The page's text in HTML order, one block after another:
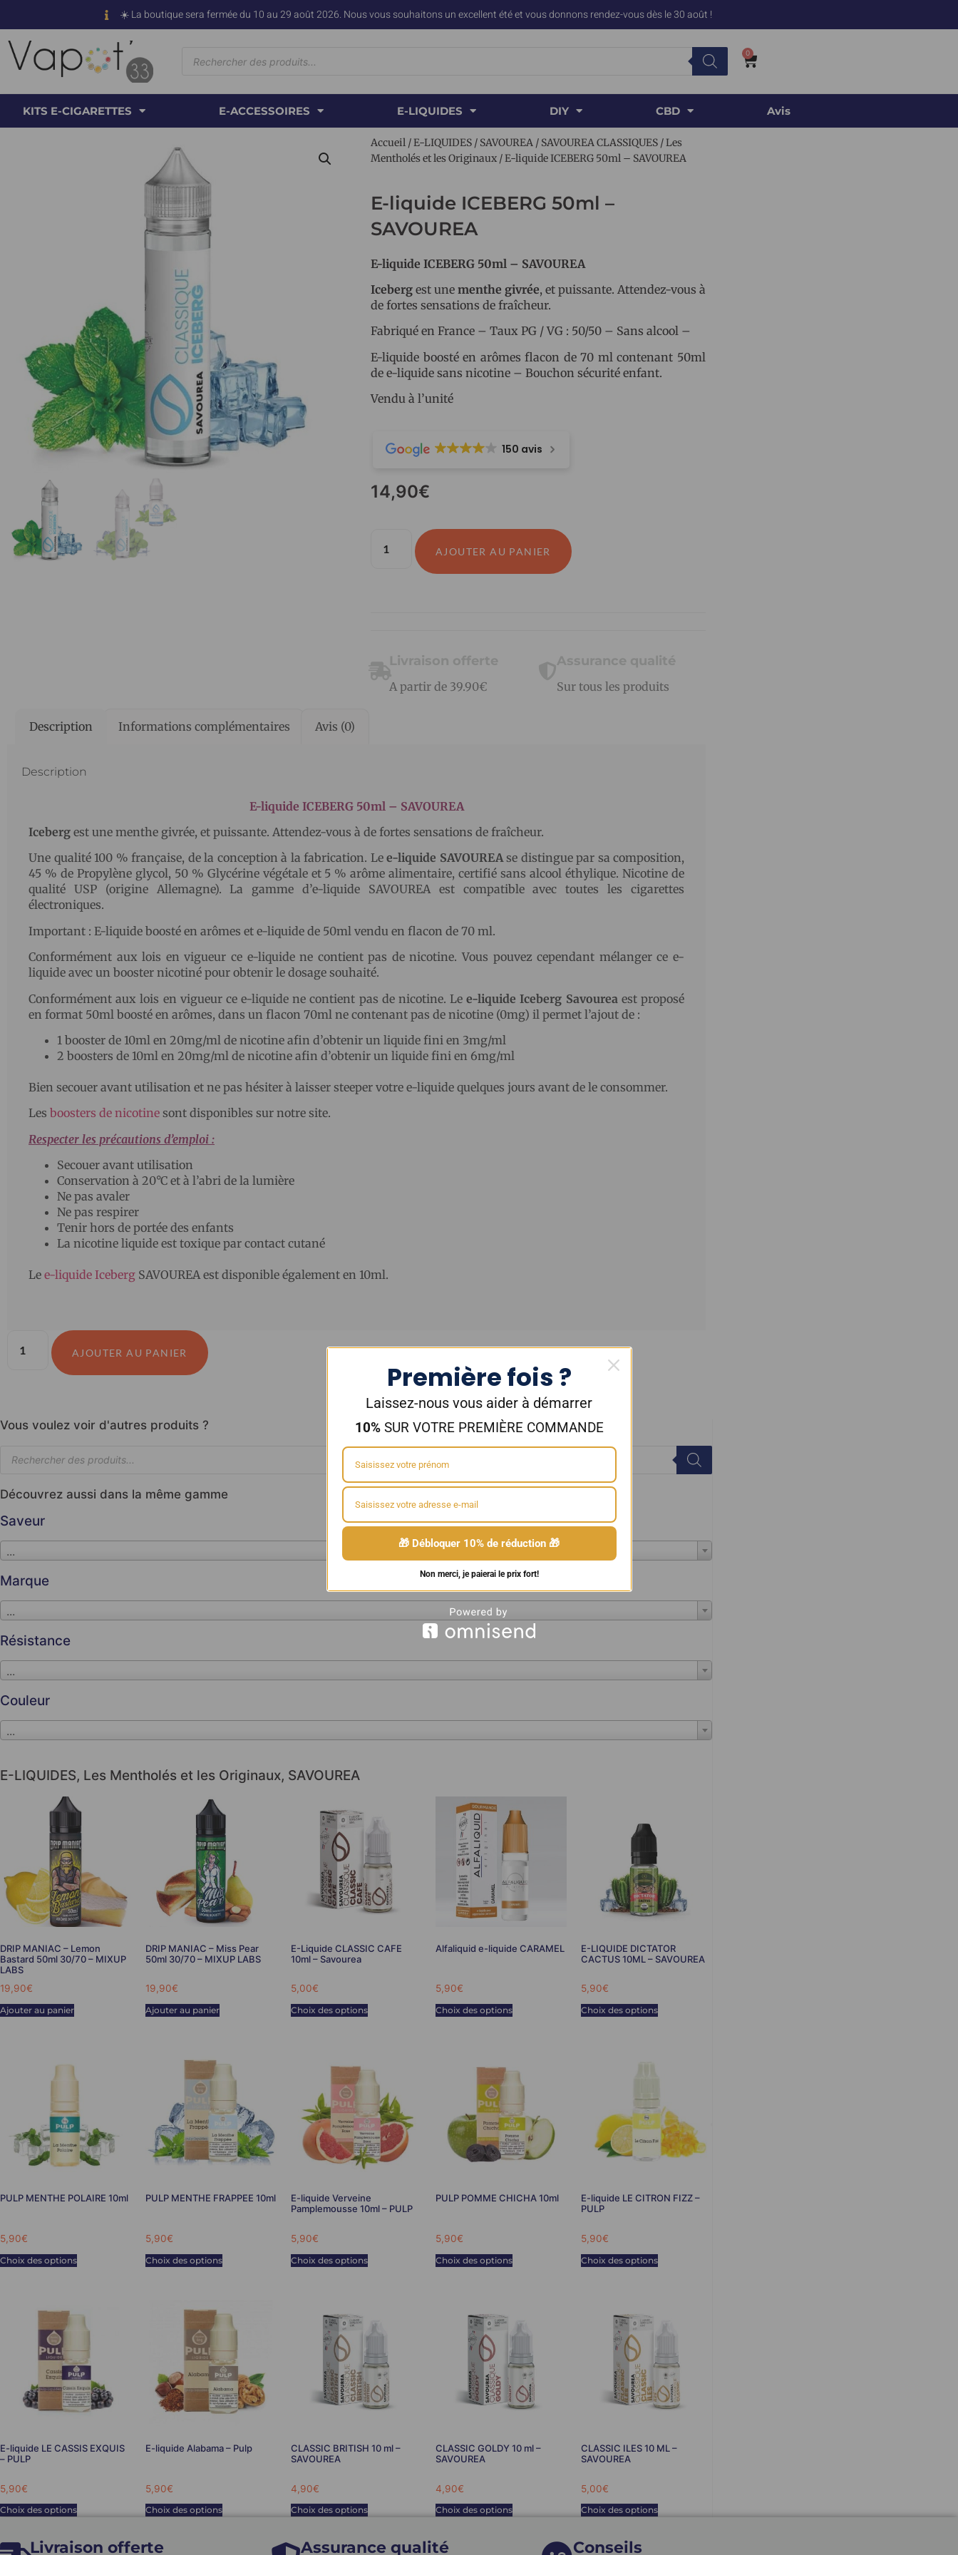
☀️ La boutique sera fermée du 10 au 29 août 2026. Nous vous souhaitons un excellent été et vous donnons rendez-vous dès le 30 août !
0
KITS E-CIGARETTES E-ACCESSOIRES E-LIQUIDES DIY CBD Avis
Accueil /E-LIQUIDES / SAVOUREA / SAVOUREA CLASSIQUES /Les
Mentholés et les Originaux / E-liquide ICEBERG 50ml – SAVOUREA
E-liquide ICEBERG 50ml –
SAVOUREA
E-liquide ICEBERG 50ml – SAVOUREA
Iceberg est une menthe givrée, et puissante. Attendez-vous à
de fortes sensations de fraîcheur.
Fabriqué en France – Taux PG / VG : 50/50 – Sans alcool –
E-liquide boosté en arômes flacon de 70 ml contenant 50ml
de e-liquide sans nicotine – Bouchon sécurité enfant.
Vendu à l’unité
150 avis
14,90€
AJOUTER AU PANIER
Livraison offerte
A partir de 39.90€
Assurance qualité
Sur tous les produits
Description Informations complémentaires Avis (0)
Description
E-liquide ICEBERG 50ml – SAVOUREA
Iceberg est une menthe givrée, et puissante. Attendez-vous à de fortes sensations de fraîcheur.
Une qualité 100 % française, de la conception à la fabrication. Lee-liquide SAVOUREAse distingue par sa composition,
45 % de Propylène glycol, 50 % Glycérine végétale et 5 % arôme alimentaire, certifié sans alcool éthylique. Nicotine de
qualité USP (origine Allemagne). La gamme d’e-liquide SAVOUREA est compatible avec toutes les cigarettes
électroniques.
Important : E-liquide boosté en arômes et e-liquide de 50ml vendu en flacon de 70 ml.
Conformément aux lois en vigueur ce e-liquide ne contient pas de nicotine. Vous pouvez cependant mélanger ce e-
liquide avec un booster nicotiné pour obtenir le dosage souhaité.
Conformément aux lois en vigueur ce e-liquide ne contient pas de nicotine. Lee-liquide Iceberg Savourea est proposé
en format 50ml boosté en arômes, dans un flacon 70ml ne contenant pas de nicotine (0mg) il permet l’ajout de :
1 booster de 10ml en 20mg/ml de nicotine afin d’obtenir un liquide fini en 3mg/ml
2 boosters de 10ml en 20mg/ml de nicotine afin d’obtenir un liquide fini en 6mg/ml
Bien secouer avant utilisation et ne pas hésiter à laisser steeper votre e-liquide quelques jours avant de le consommer.
Les boosters de nicotine sont disponibles sur notre site.
Respecter les précautions d’emploi :
Secouer avant utilisation
Conservation à 20°C et à l’abri de la lumière
Ne pas avaler
Ne pas respirer
Tenir hors de portée des enfants
La nicotine liquide est toxique par contact cutané
Le e-liquide Iceberg SAVOUREA est disponible également en 10ml.
AJOUTER AU PANIER
Vous voulez voir d'autres produits ?
Découvrez aussi dans la même gamme
Saveur
...
Marque
...
Résistance
...
Couleur
...
E-LIQUIDES, Les Mentholés et les Originaux, SAVOUREA
DRIP MANIAC – Lemon
Bastard 50ml 30/70 – MIXUP
LABS
19,90€
Ajouter au panier
DRIP MANIAC – Miss Pear
50ml 30/70 – MIXUP LABS
19,90€
Ajouter au panier
E-Liquide CLASSIC CAFE
10ml – Savourea
5,00€
Choix des options
Alfaliquid e-liquide CARAMEL
5,90€
Choix des options
E-LIQUIDE DICTATOR
CACTUS 10ML – SAVOUREA
5,90€
Choix des options
PULP MENTHE POLAIRE 10ml
5,90€
Choix des options
PULP MENTHE FRAPPEE 10ml
5,90€
Choix des options
E-liquide Verveine
Pamplemousse 10ml – PULP
5,90€
Choix des options
PULP POMME CHICHA 10ml
5,90€
Choix des options
E-liquide LE CITRON FIZZ –
PULP
5,90€
Choix des options
E-liquide LE CASSIS EXQUIS
– PULP
5,90€
Choix des options
E-liquide Alabama – Pulp
5,90€
Choix des options
CLASSIC BRITISH 10 ml –
SAVOUREA
4,90€
Choix des options
CLASSIC GOLDY 10 ml –
SAVOUREA
4,90€
Choix des options
CLASSIC ILES 10 ML –
SAVOUREA
5,00€
Choix des options
Livraison offerte Assurance qualité Conseils
Première fois ?
Laissez-nous vous aider à démarrer
10%SUR VOTRE PREMIÈRE COMMANDE
🎁 Débloquer 10% de réduction 🎁
Non merci, je paierai le prix fort!